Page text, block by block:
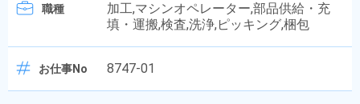
職種
加工,マシンオペレーター,部品供給・充
填・運搬,検査,洗浄,ピッキング,梱包
お仕事No 8747-01